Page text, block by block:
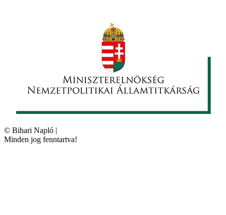
© Bihari Napló |
Minden jog fenntartva!